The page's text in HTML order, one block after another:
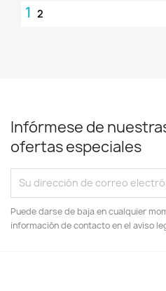
1 2
Infórmese de
ofertas especiales
Puede darse de baja en cualquier
información de contacto en el aviso